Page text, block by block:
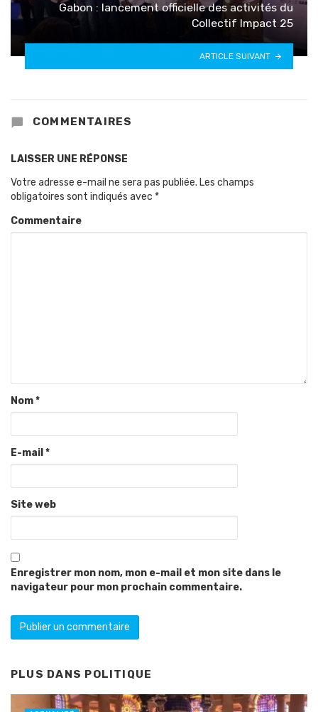
Gabon : lancement officielle des activités du
Collectif Impact 25
ARTICLE SUIVANT
COMMENTAIRES
LAISSER UNE RÉPONSE
Votre adresse e-mail ne sera pas publiée. Les champs
obligatoires sont indiqués avec *
Commentaire
Nom*
E-mail *
Site web
Enregistrer mon nom, mon e-mail et mon site dans le
navigateur pour mon prochain commentaire.
PLUS DANS POLITIQUE